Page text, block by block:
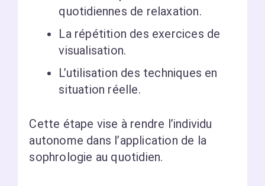
quotidiennes de relaxation.
La répétition des exercices de
visualisation.
L’utilisation des techniques en
situation réelle.
Cette étape vise à rendre l’individu
autonome dans l’application de la
sophrologie au quotidien.